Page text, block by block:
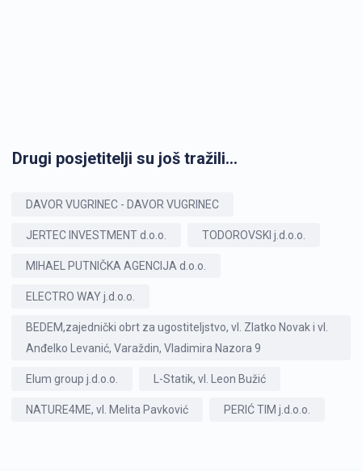
Drugi posjetitelji su još tražili...
DAVOR VUGRINEC - DAVOR VUGRINEC
JERTEC INVESTMENT d.o.o. TODOROVSKI j.d.o.o.
MIHAEL PUTNIČKA AGENCIJA d.o.o.
ELECTRO WAY j.d.o.o.
BEDEM,zajednički obrt za ugostiteljstvo, vl. Zlatko Novak i vl.
Anđelko Levanić, Varaždin, Vladimira Nazora 9
Elum group j.d.o.o. L-Statik, vl. Leon Bužić
NATURE4ME, vl. Melita Pavković PERIĆ TIM j.d.o.o.